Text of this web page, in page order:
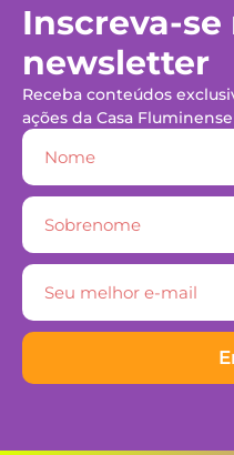
Inscreva-se
newsletter
Receba conteúdos
ações da Casa